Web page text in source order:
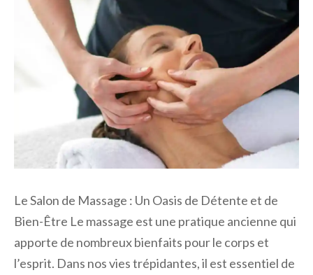
Le Salon de Massage : Un Oasis de Détente et de
Bien-Être Le massage est une pratique ancienne qui
apporte de nombreux bienfaits pour le corps et
l’esprit. Dans nos vies trépidantes, il est essentiel de